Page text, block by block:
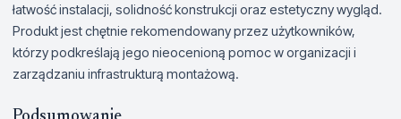
łatwość instalacji, solidność konstrukcji oraz estetyczny wygląd.
Produkt jest chętnie rekomendowany przez użytkowników,
którzy podkreślają jego nieocenioną pomoc w organizacji i
zarządzaniu infrastrukturą montażową.